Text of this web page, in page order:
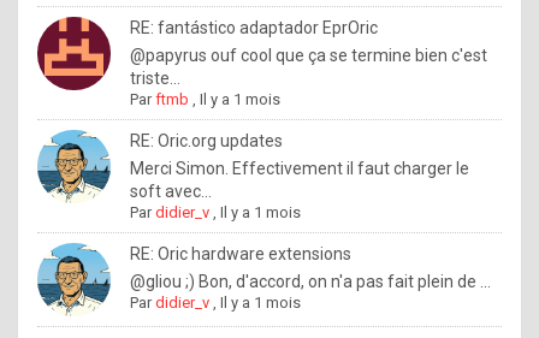
t
o
n
o
w
h
o
w
o
RE: fantástico adaptador EprOric
@papyrus ouf cool que ça se termine bien c'est
triste...
Parftmb ,Il y a 1 mois
RE: Oric.org updates
Merci Simon. Effectivement il faut charger le
soft avec...
Pardidier_v ,Il y a 1 mois
RE: Oric hardware extensions
@gliou ;) Bon, d'accord, on n'a pas fait plein de ...
Pardidier_v ,Il y a 1 mois